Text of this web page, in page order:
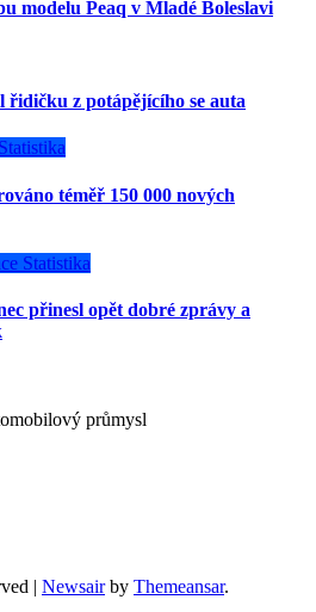
modelu Peaq v Mladé Boleslavi
řidičku z potápějícího se auta
Statistika
téměř 150 000 nových
Statistika
přinesl opět dobré zprávy a
průmysl
| Newsairby Themeansar.